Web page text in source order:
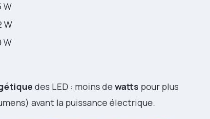
W
W
W
des LED : moins de watts pour plus
avant la puissance électrique.